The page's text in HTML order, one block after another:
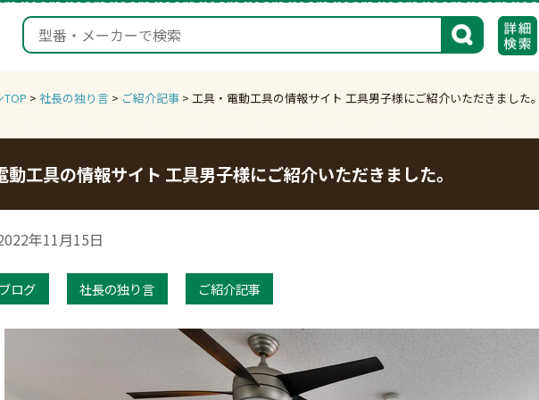
検索
> 社長の独り言 > ご紹介記事 > 工具・電動工具の情報サイト 工具男子様にご紹介いただきました。
動工具の情報サイト 工具男子様にご紹介いただきました。
年11月15日
ログ 社長の独り言 ご紹介記事